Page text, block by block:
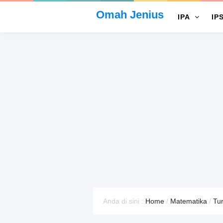
Omah Jenius IPA
Anda di sini : Home / Matematika /